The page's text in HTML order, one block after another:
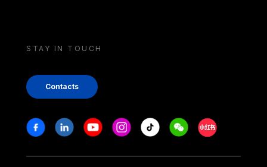
STAY IN TOUCH
Contacts
Stay in touch
FacebookLinkedinYoutubeInstagram
Tiktok WeechatXiaohongshu/